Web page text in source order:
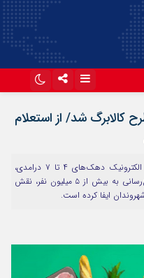
کالابرگ شد/ از استعلام
با توجه به واریز اعتبار مرحله چهارم کالا برگ الکترونیک دهک‌های ۴ تا ۷ درامدی،
اپلیکیشن «بله» با ارائه خدمات متنوع و اطلاع‌رسانی به بیش از ۵ میلیون نفر، نقش
ایفا کرده است.